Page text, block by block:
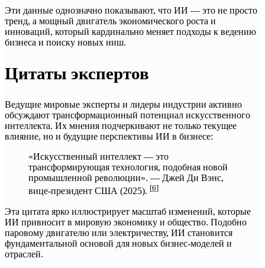
Эти данные однозначно показывают, что ИИ — это не просто
тренд, а мощный двигатель экономического роста и
инноваций, который кардинально меняет подходы к ведению
бизнеса и поиску новых ниш.
Цитаты экспертов
Ведущие мировые эксперты и лидеры индустрии активно
обсуждают трансформационный потенциал искусственного
интеллекта. Их мнения подчеркивают не только текущее
влияние, но и будущие перспективы ИИ в бизнесе:
«Искусственный интеллект — это
трансформирующая технология, подобная новой
промышленной революции». — Джей Ди Вэнс,
вице-президент США (2025). [6]
Эта цитата ярко иллюстрирует масштаб изменений, которые
ИИ привносит в мировую экономику и общество. Подобно
паровому двигателю или электричеству, ИИ становится
фундаментальной основой для новых бизнес-моделей и
отраслей.